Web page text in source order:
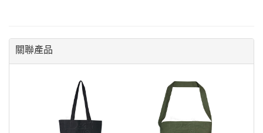
關聯產品